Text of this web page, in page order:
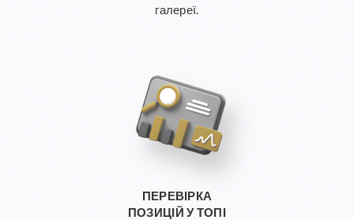
галереї.
ПЕРЕВІРКА
ПОЗИЦІЙ У ТОПІ